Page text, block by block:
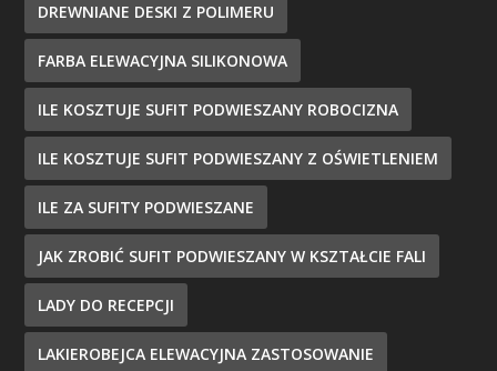
DREWNIANE DESKI Z POLIMERU
FARBA ELEWACYJNA SILIKONOWA
ILE KOSZTUJE SUFIT PODWIESZANY ROBOCIZNA
ILE KOSZTUJE SUFIT PODWIESZANY Z OŚWIETLENIEM
ILE ZA SUFITY PODWIESZANE
JAK ZROBIĆ SUFIT PODWIESZANY W KSZTAŁCIE FALI
LADY DO RECEPCJI
LAKIEROBEJCA ELEWACYJNA ZASTOSOWANIE